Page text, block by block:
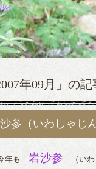
年09月」の記
参（いわしゃじん
も 岩沙参 （いわ